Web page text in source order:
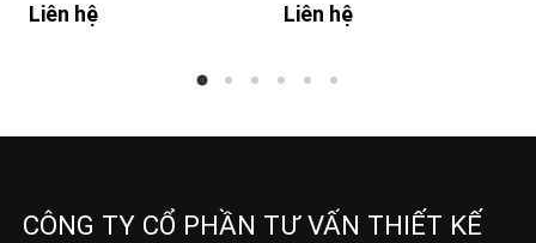
Liên hệ Liên hệ
CÔNG TY CỔ PHẦN TƯ VẤN THIẾT KẾ